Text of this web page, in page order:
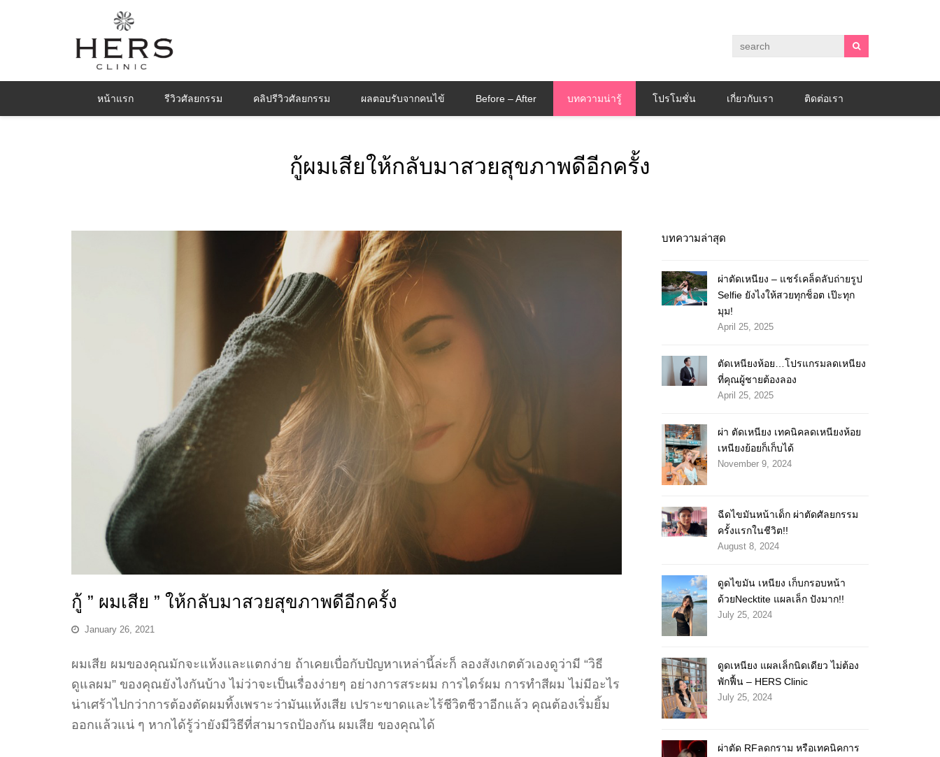
หน้าแรก รีวิวศัลยกรรม คลิปรีวิวศัลยกรรม ผลตอบรับจากคนไข้ Before – After บทความน่ารู้ โปรโมชั่น เกี่ยวกับเรา ติดต่อเรา
กู้ผมเสียให้กลับมาสวยสุขภาพดีอีกครั้ง
กู้ ” ผมเสีย ” ให้กลับมาสวยสุขภาพดีอีกครั้ง
January 26, 2021
ผมเสีย ผมของคุณมักจะแห้งและแตกง่าย ถ้าเคยเบื่อกับปัญหาเหล่านี้ล่ะก็ ลองสังเกตตัวเองดูว่ามี “วิธี
ดูแลผม” ของคุณยังไงกันบ้าง ไม่ว่าจะเป็นเรื่องง่ายๆ อย่างการสระผม การไดร์ผม การทำสีผม ไม่มีอะไร
น่าเศร้าไปกว่าการต้องตัดผมทิ้งเพราะว่ามันแห้งเสีย เปราะขาดและไร้ชีวิตชีวาอีกแล้ว คุณต้องเริ่มยิ้ม
ออกแล้วแน่ ๆ หากได้รู้ว่ายังมีวิธีที่สามารถป้องกัน ผมเสีย ของคุณได้
บทความล่าสุด
ผ่าตัดเหนียง – แชร์เคล็ดลับถ่ายรูป
Selfie ยังไงให้สวยทุกช็อต เป๊ะทุก
มุม!
April 25, 2025
ตัดเหนียงห้อย…โปรแกรมลดเหนียง
ที่คุณผู้ชายต้องลอง
April 25, 2025
ผ่า ตัดเหนียง เทคนิคลดเหนียงห้อย
เหนียงย้อยก็เก็บได้
November 9, 2024
ฉีดไขมันหน้าเด็ก ผ่าตัดศัลยกรรม
ครั้งแรกในชีวิต!!
August 8, 2024
ดูดไขมัน เหนียง เก็บกรอบหน้า
ด้วยNecktite แผลเล็ก ปังมาก!!
July 25, 2024
ดูดเหนียง แผลเล็กนิดเดียว ไม่ต้อง
พักฟื้น – HERS Clinic
July 25, 2024
ผ่าตัด RFลดกราม หรือเทคนิคการ